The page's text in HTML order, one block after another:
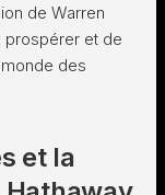
de Warren
prospérer et de
des
et la